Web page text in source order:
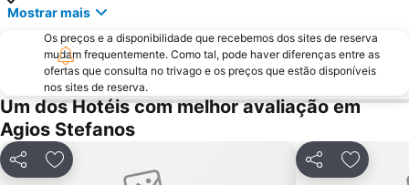
Mostrar mais
Os preços e a disponibilidade que recebemos dos sites de reserva
mudam frequentemente. Como tal, pode haver diferenças entre as
ofertas que consulta no trivago e os preços que estão disponíveis
nos sites de reserva.
Um dos Hotéis com melhor avaliação em
Agios Stefanos
PartilharAdicionar aos favoritos Partilhar